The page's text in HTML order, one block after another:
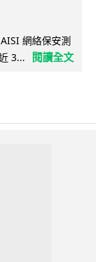
網絡保安測
3...
閱讀全文